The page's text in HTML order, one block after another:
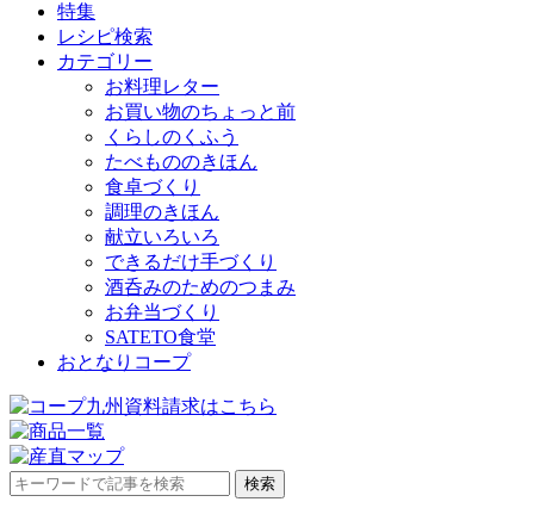
特集
レシピ検索
カテゴリー
お料理レター
お買い物のちょっと前
くらしのくふう
たべもののきほん
食卓づくり
調理のきほん
献立いろいろ
できるだけ手づくり
酒呑みのためのつまみ
お弁当づくり
SATETO食堂
おとなりコープ
検
検索